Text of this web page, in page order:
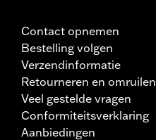
Contact opnemen
Bestelling volgen
Verzendinformatie
Retourneren en omruilen
Veel gestelde vragen
Conformiteitsverklaring
Aanbiedingen